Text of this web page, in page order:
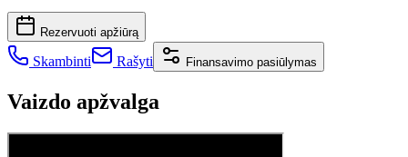
Rezervuoti apžiūrą
Skambinti Rašyti Finansavimo pasiūlymas
Vaizdo apžvalga